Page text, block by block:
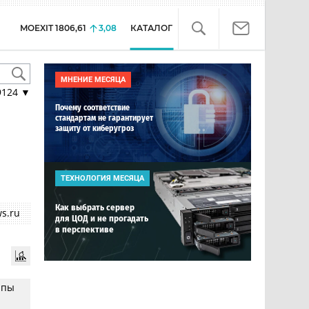
MOEXIT 1806,61 3,08 КАТАЛОГ
▼
МНЕНИЕ МЕСЯЦА
Почему соответствие
стандартам не гарантирует
защиту от киберугроз
ТЕХНОЛОГИЯ МЕСЯЦА
Как выбрать сервер
для ЦОД и не прогадать
в перспективе